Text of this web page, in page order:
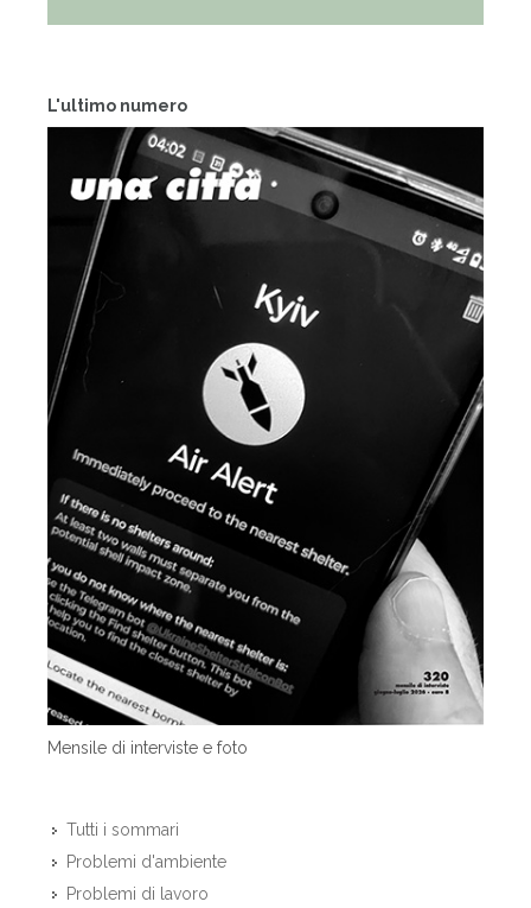
L'ultimo numero
Mensile di interviste e foto
Tutti i sommari
Problemi d'ambiente
Problemi di lavoro